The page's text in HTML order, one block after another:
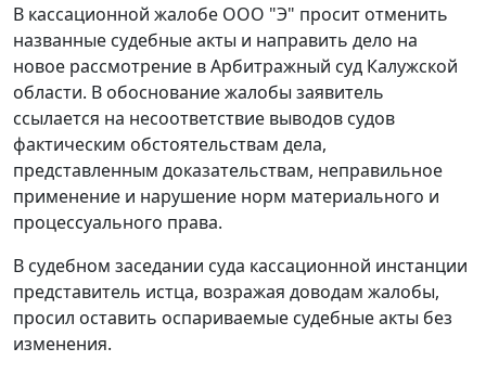
В кассационной жалобе ООО "Э" просит отменить
названные судебные акты и направить дело на
новое рассмотрение в Арбитражный суд Калужской
области. В обоснование жалобы заявитель
ссылается на несоответствие выводов судов
фактическим обстоятельствам дела,
представленным доказательствам, неправильное
применение и нарушение норм материального и
процессуального права.
В судебном заседании суда кассационной инстанции
представитель истца, возражая доводам жалобы,
просил оставить оспариваемые судебные акты без
изменения.